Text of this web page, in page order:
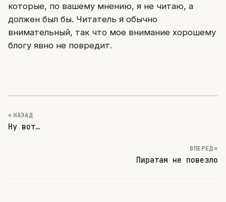
которые, по вашему мнению, я не читаю, а
должен был бы. Читатель я обычно
внимательный, так что мое внимание хорошему
блогу явно не повредит.
« НАЗАД
Ну вот…
ВПЕРЕД »
Пиратам не повезло